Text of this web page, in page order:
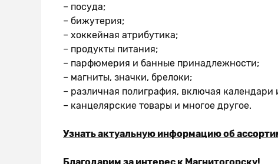
– посуда;
– бижутерия;
– хоккейная атрибутика;
– продукты питания;
– парфюмерия и банные принадлежности;
– магниты, значки, брелоки;
– различная полиграфия, включая календари
– канцелярские товары и многое другое.
Узнать актуальную информацию об
Благодарим за интерес к Магнитогорску!